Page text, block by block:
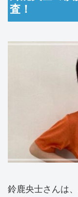
査！
鈴鹿央士さんは、